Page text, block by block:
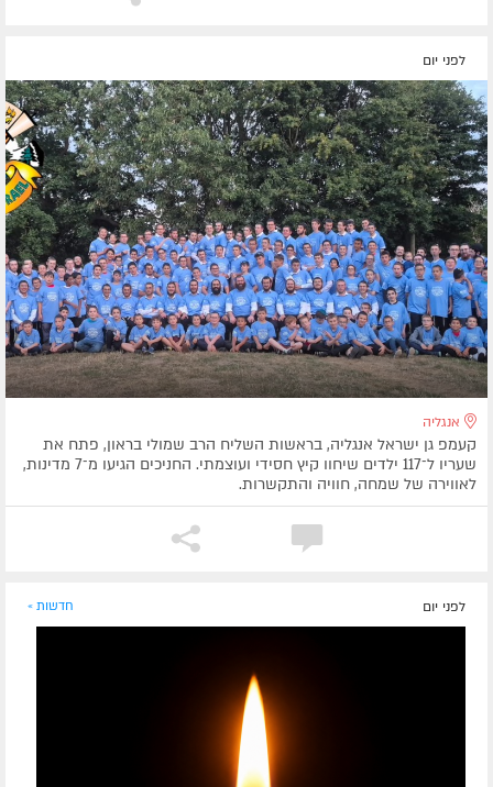
לפני יום
אנגליה
קעמפ גן ישראל אנגליה, בראשות השליח הרב שמולי בראון, פתח את
שעריו ל־117 ילדים שיחוו קיץ חסידי ועוצמתי. החניכים הגיעו מ־7 מדינות,
לאווירה של שמחה, חוויה והתקשרות.
לפני יום חדשות »